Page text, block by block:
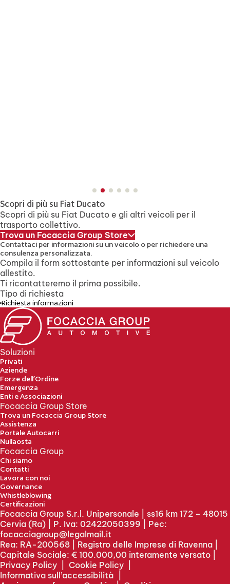
Scopri di più su Fiat Ducato
Scopri di più su Fiat Ducato e gli altri veicoli per il
trasporto collettivo.
Trova un Focaccia Group Store
Contattaci per informazioni su un veicolo o per richiedere una
consulenza personalizzata.
Compila il form sottostante per informazioni sul veicolo
allestito.
Ti ricontatteremo il prima possibile.
Tipo di richiesta
Richiesta informazioni
Soluzioni
Privati
Aziende
Forze dell’Ordine
Emergenza
Enti e Associazioni
Focaccia Group Store
Trova un Focaccia Group Store
Assistenza
Portale Autocarri
Nullaosta
Focaccia Group
Chi siamo
Contatti
Lavora con noi
Governance
Whistleblowing
Certificazioni
Focaccia Group S.r.l. Unipersonale | ss16 km 172 – 48015
Cervia (Ra) | P. Iva: 02422050399 | Pec:
focacciagroup@legalmail.it
Rea: RA-200568 | Registro delle Imprese di Ravenna |
Capitale Sociale: € 100.000,00 interamente versato |
Privacy Policy
Cookie Policy
Informativa sull’accessibilità